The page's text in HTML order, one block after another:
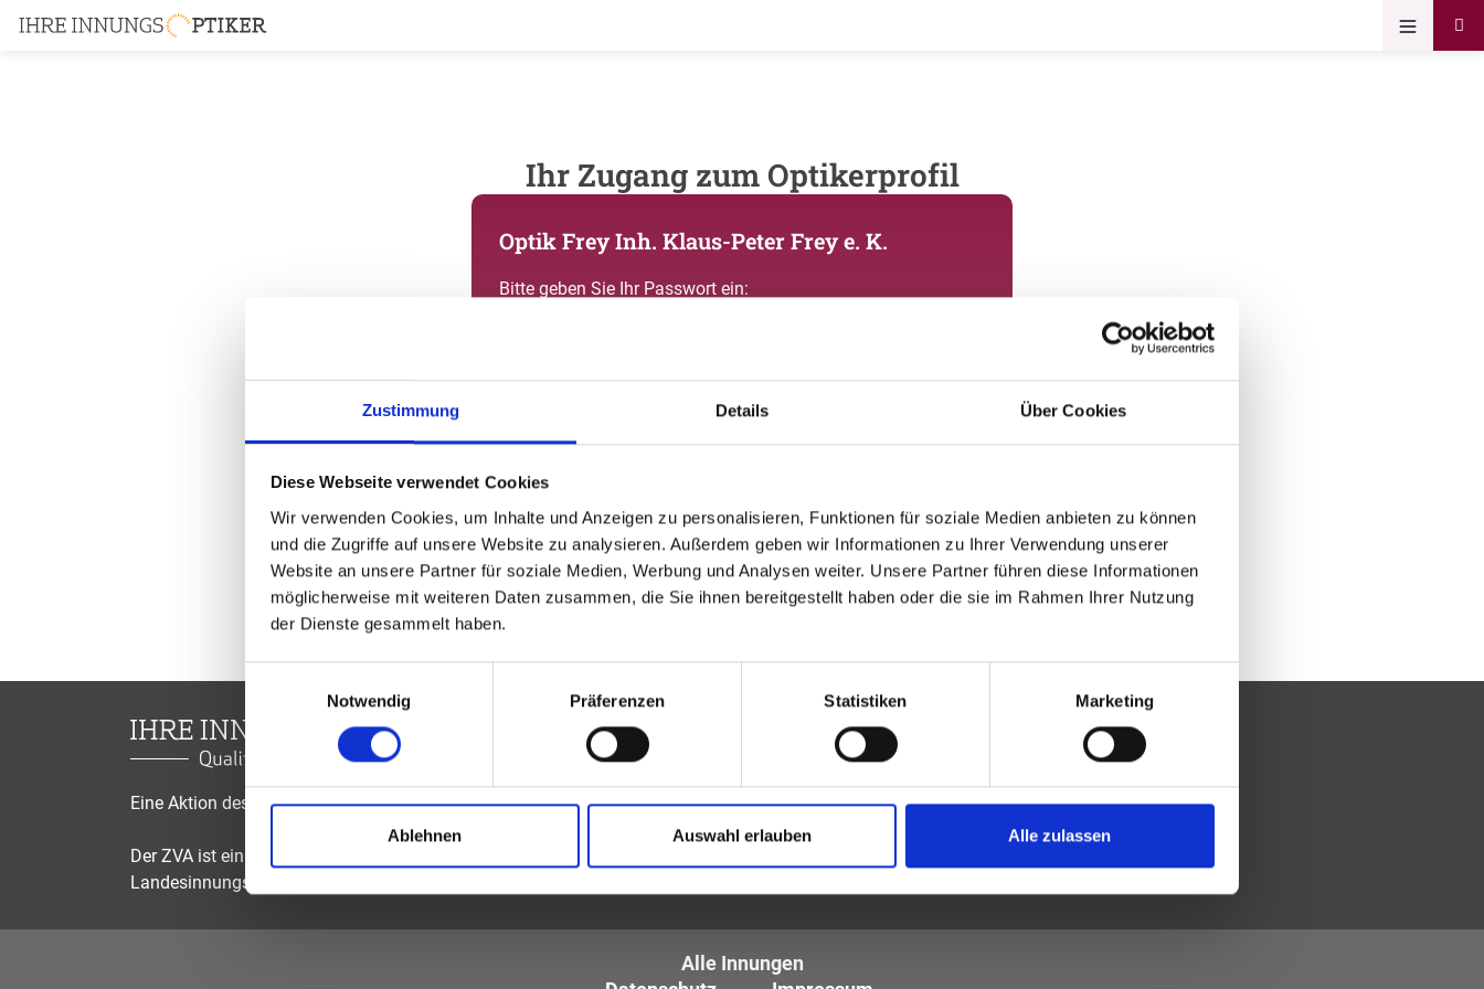
Zustimmung Details Über Cookies
Diese Webseite verwendet Cookies
Wir verwenden Cookies, um Inhalte und Anzeigen zu personalisieren, Funktionen für soziale Medien anbieten zu können
und die Zugriffe auf unsere Website zu analysieren. Außerdem geben wir Informationen zu Ihrer Verwendung unserer
Website an unsere Partner für soziale Medien, Werbung und Analysen weiter. Unsere Partner führen diese Informationen
möglicherweise mit weiteren Daten zusammen, die Sie ihnen bereitgestellt haben oder die sie im Rahmen Ihrer Nutzung
der Dienste gesammelt haben.
Notwendig
Präferenzen Statistiken Marketing
Ablehnen Auswahl erlauben Alle zulassen
Ihr Zugang zum Optikerprofil
Optik Frey Inh. Klaus-Peter Frey e. K.
Bitte geben Sie Ihr Passwort ein:
Sie sind nicht Optik Frey Inh. Klaus-Peter Frey e. K.? Zur allgemeinen
Eine Aktion des Zentralverbandes der Augenoptiker und Optometristen (ZVA)
Der ZVA ist ein Bundesinnungsverband, seine Mitglieder sind die
Landesinnungsverbände und Landesinnungen des Augenoptikerhandwerks.
Alle Innungen